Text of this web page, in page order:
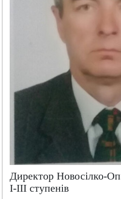
Директор Новосілко-
І-ІІІ ступенів